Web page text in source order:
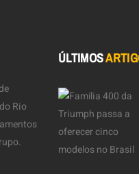
Rio
ÚLTIMOS